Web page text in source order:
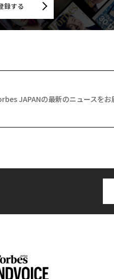
録する
JAPANの最新のニュースをお